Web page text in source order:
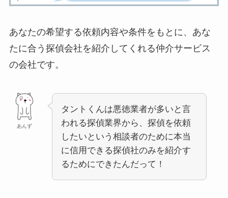
あなたの希望する依頼内容や条件をもとに、あな
たに合う探偵会社を紹介してくれる仲介サービス
の会社です。
あんず
タントくんは悪徳業者が多いと言
われる探偵業界から、探偵を依頼
したいという相談者のために本当
に信用できる探偵社のみを紹介す
るためにできたんだって！